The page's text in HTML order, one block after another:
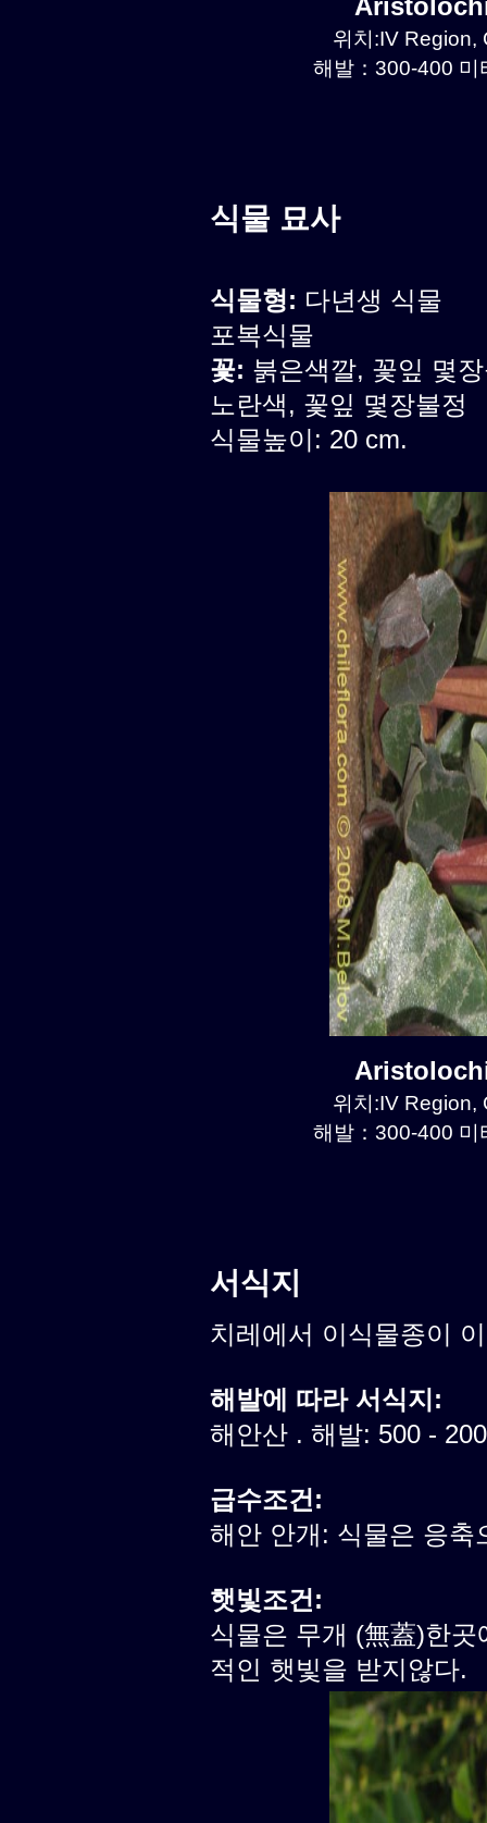
위치:IV Region,
해발：300-400 미
식물 묘사
식물형: 다년생 식물
포복식물
꽃: 붉은색깔, 꽃잎 몇
노란색, 꽃잎 몇장불정
식물높이: 20 cm.
위치:IV Region,
해발：300-400 미
서식지
치레에서 이식물종이
해발에 따라 서식지:
해안산 . 해발: 500 -
급수조건:
해안 안개: 식물은 응축
햇빛조건:
식물은 무개 (無蓋)한
적인 햇빛을 받지않다.